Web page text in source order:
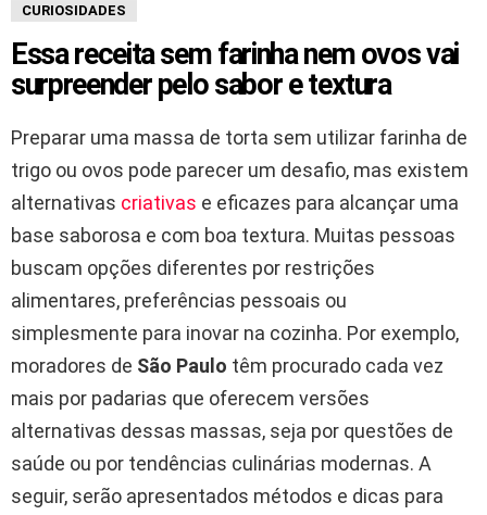
CURIOSIDADES
Essa receita sem farinha nem ovos vai
surpreender pelo sabor e textura
Preparar uma massa de torta sem utilizar farinha de
trigo ou ovos pode parecer um desafio, mas existem
alternativas criativas e eficazes para alcançar uma
base saborosa e com boa textura. Muitas pessoas
buscam opções diferentes por restrições
alimentares, preferências pessoais ou
simplesmente para inovar na cozinha. Por exemplo,
moradores de São Paulo têm procurado cada vez
mais por padarias que oferecem versões
alternativas dessas massas, seja por questões de
saúde ou por tendências culinárias modernas. A
seguir, serão apresentados métodos e dicas para